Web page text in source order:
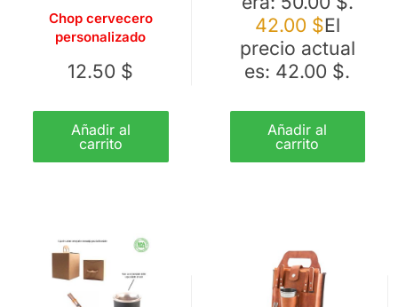
Chop cervecero
personalizado
12.50 $
Añadir al
carrito
42.00 $El
precio actual
es: 42.00 $.
Añadir al
carrito